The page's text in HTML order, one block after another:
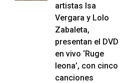
artistas Isa
Vergara y Lolo
Zabaleta,
presentan el DVD
en vivo ‘Ruge
leona’, con cinco
canciones